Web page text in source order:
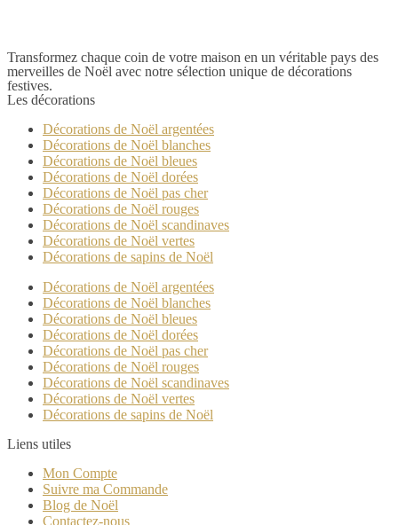
Transformez chaque coin de votre maison en un véritable pays des
merveilles de Noël avec notre sélection unique de décorations
festives.
Les décorations
Décorations de Noël argentées
Décorations de Noël blanches
Décorations de Noël bleues
Décorations de Noël dorées
Décorations de Noël pas cher
Décorations de Noël rouges
Décorations de Noël scandinaves
Décorations de Noël vertes
Décorations de sapins de Noël
Décorations de Noël argentées
Décorations de Noël blanches
Décorations de Noël bleues
Décorations de Noël dorées
Décorations de Noël pas cher
Décorations de Noël rouges
Décorations de Noël scandinaves
Décorations de Noël vertes
Décorations de sapins de Noël
Liens utiles
Mon Compte
Suivre ma Commande
Blog de Noël
Contactez-nous